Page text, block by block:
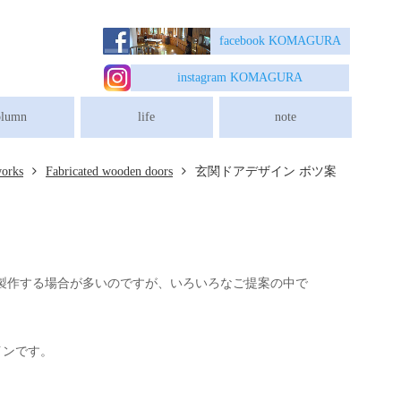
facebook KOMAGURA
instagram KOMAGURA
life note
Fabricated wooden doors 玄関ドアデザイン ボツ案
する場合が多いのですが、いろいろなご提案の中で
です。